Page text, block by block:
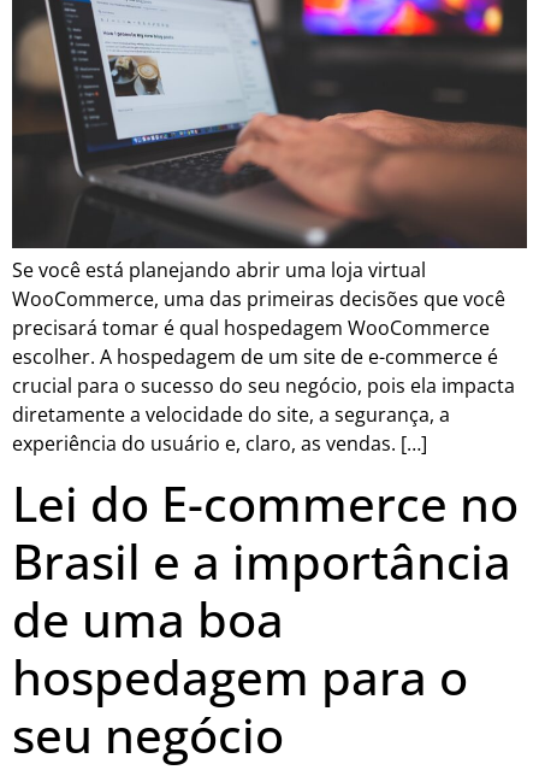
Se você está planejando abrir uma loja virtual
WooCommerce, uma das primeiras decisões que você
precisará tomar é qual hospedagem WooCommerce
escolher. A hospedagem de um site de e-commerce é
crucial para o sucesso do seu negócio, pois ela impacta
diretamente a velocidade do site, a segurança, a
experiência do usuário e, claro, as vendas. […]
Lei do E-commerce no
Brasil e a importância
de uma boa
hospedagem para o
seu negócio